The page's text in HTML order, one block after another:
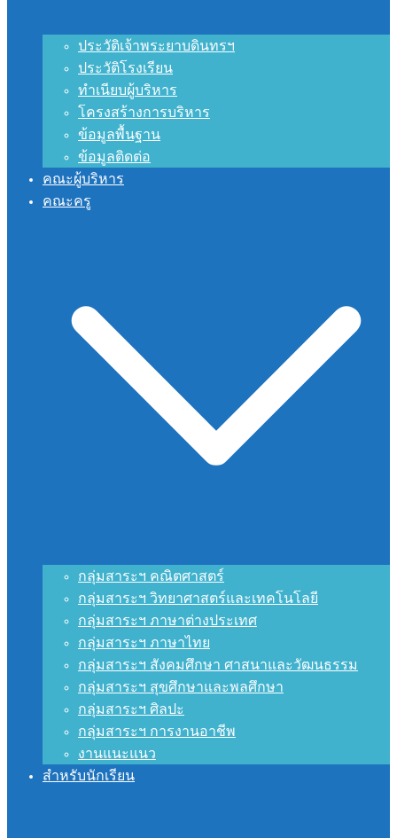
ประวัติเจ้าพระยาบดินทรฯ
ประวัติโรงเรียน
ทำเนียบผู้บริหาร
โครงสร้างการบริหาร
ข้อมูลพื้นฐาน
ข้อมูลติดต่อ
คณะผู้บริหาร
คณะครู
กลุ่มสาระฯ คณิตศาสตร์
กลุ่มสาระฯ วิทยาศาสตร์และเทคโนโลยี
กลุ่มสาระฯ ภาษาต่างประเทศ
กลุ่มสาระฯ ภาษาไทย
กลุ่มสาระฯ สังคมศึกษา ศาสนาและวัฒนธรรม
กลุ่มสาระฯ สุขศึกษาและพลศึกษา
กลุ่มสาระฯ ศิลปะ
กลุ่มสาระฯ การงานอาชีพ
งานแนะแนว
สำหรับนักเรียน